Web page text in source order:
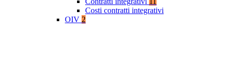
Costi contratti integrativi
OIV 2